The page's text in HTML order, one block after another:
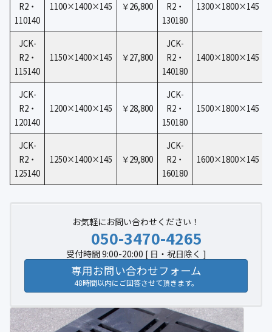
R2・
110140
1100×1400×145 ￥26,800
R2・
130180
1300×1800×145
JCK-
R2・
115140
1150×1400×145 ￥27,800
JCK-
R2・
140180
1400×1800×145
JCK-
R2・
120140
1200×1400×145 ￥28,800
JCK-
R2・
150180
1500×1800×145
JCK-
R2・
125140
1250×1400×145 ￥29,800
JCK-
R2・
160180
1600×1800×145
お気軽にお問い合わせください！
050-3470-4265
受付時間 9:00-20:00 [ 日・祝日除く ]
専用お問い合わせフォーム
48時間以内にご回答させて頂きます。